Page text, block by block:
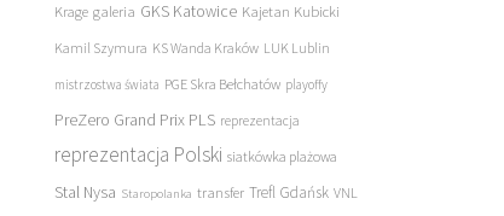
Krage galeria GKS Katowice Kajetan Kubicki
Kamil Szymura KS Wanda Kraków LUK Lublin
mistrzostwa świata PGE Skra Bełchatów playoffy
PreZero Grand Prix PLS reprezentacja
reprezentacja Polski siatkówka plażowa
Stal Nysa Staropolanka transfer Trefl Gdańsk VNL